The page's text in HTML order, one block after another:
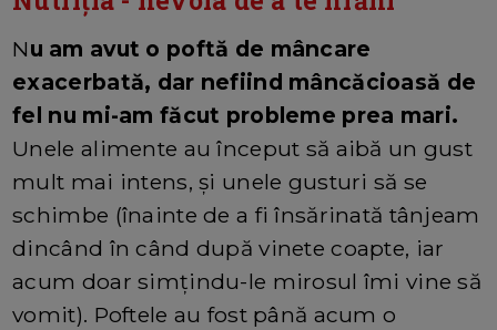
Nu am avut o poftă de mâncare
exacerbată, dar nefiind mâncăcioasă de
fel nu mi-am făcut probleme prea mari.
Unele alimente au început să aibă un gust
mult mai intens, și unele gusturi să se
schimbe (înainte de a fi însărinată tânjeam
dincând în când după vinete coapte, iar
acum doar simțindu-le mirosul îmi vine să
vomit). Poftele au fost până acum o